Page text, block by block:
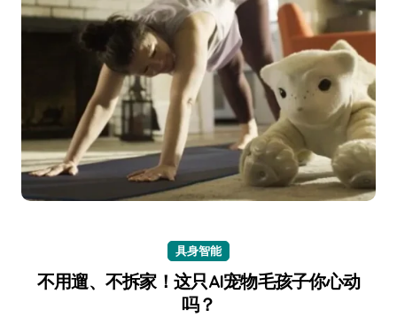
具身智能
不用遛、不拆家！这只AI宠物毛孩子你心动
吗？